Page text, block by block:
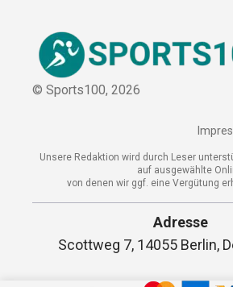
© Sports100, 2026
Unsere Redaktion wird durch Leser
auf ausgewählte
von denen wir ggf. eine Vergütung
Adresse
Scottweg 7, 14055 Berlin,